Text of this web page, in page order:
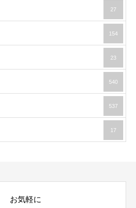
27
154
23
540
537
17
お気軽に